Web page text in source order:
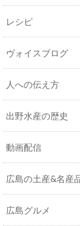
レシピ
ヴォイスブログ
人への伝え方
出野水産の歴史
動画配信
広島の土産&名産
広島グルメ